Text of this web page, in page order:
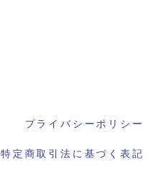
プライバシーポリシー
特定商取引法に基づく表記